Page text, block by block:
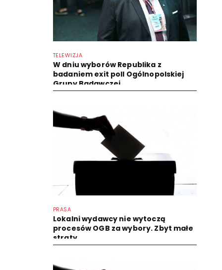
TELEWIZJA
W dniu wyborów Republika z
badaniem exit poll Ogólnopolskiej
Grupy Badawczej
PRASA
Lokalni wydawcy nie wytoczą
procesów OGB za wybory. Zbyt małe
straty